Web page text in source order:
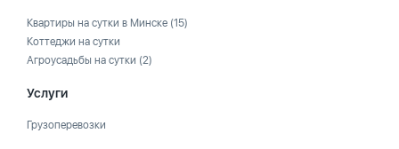
Квартиры на сутки в Минске (15)
Коттеджи на сутки
Агроусадьбы на сутки (2)
Услуги
Грузоперевозки